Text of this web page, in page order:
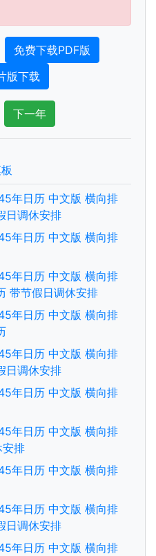
免费下载PDF版
版下载
下一年
年日历 中文版 横向排
日调休安排
年日历 中文版 横向排
年日历 中文版 横向排
带节假日调休安排
年日历 中文版 横向排
年日历 中文版 横向排
日调休安排
年日历 中文版 横向排
年日历 中文版 横向排
安排
年日历 中文版 横向排
年日历 中文版 横向排
日调休安排
年日历 中文版 横向排